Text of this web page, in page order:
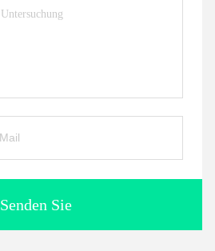
Senden Sie